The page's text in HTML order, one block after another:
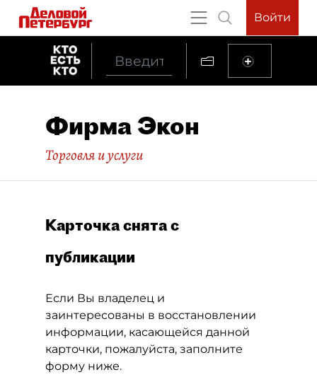
Войти
Фирма Экон
Торговля и услуги
Карточка снята с
публикации
Если Вы владелец и
заинтересованы в восстановлении
информации, касающейся данной
карточки, пожалуйста, заполните
форму ниже.